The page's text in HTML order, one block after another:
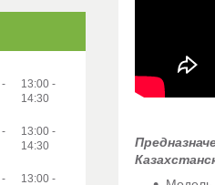
13:00
14:30
13:00
14:30
13:00